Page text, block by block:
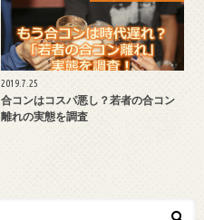
2019.7.25
合コンはコスパ悪し？若者の合コン
離れの実態を調査